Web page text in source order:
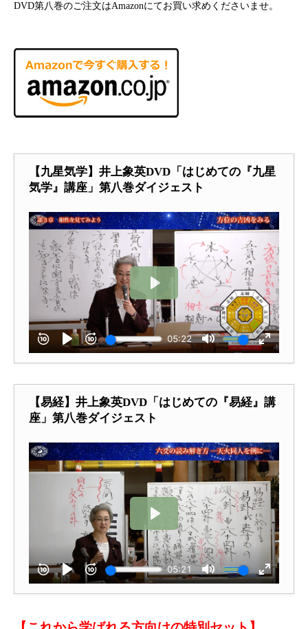
DVD第八巻のご注文はAmazonにてお買い求めくださいませ。
【九星気学】井上象英DVD「はじめての『九星
気学』講座」第八巻ダイジェスト
【易経】井上象英DVD「はじめての『易経』講
座」第八巻ダイジェスト